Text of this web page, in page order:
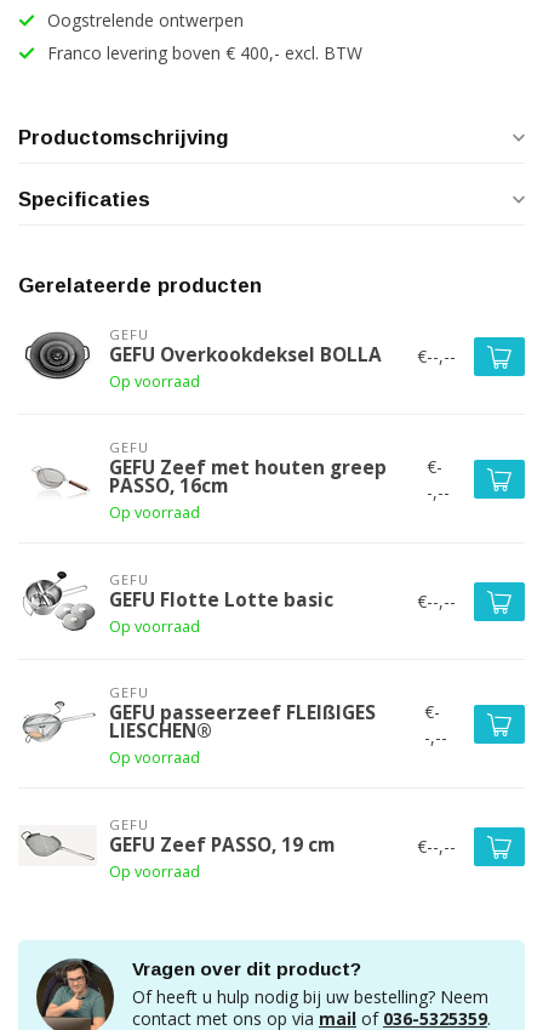
Oogstrelende ontwerpen
Franco levering boven € 400,- excl. BTW
Productomschrijving
Specificaties
Gerelateerde producten
GEFU
GEFU Overkookdeksel BOLLA
Op voorraad
€--,--
GEFU
GEFU Zeef met houten greep
PASSO, 16cm
Op voorraad
€-
-,--
GEFU
GEFU Flotte Lotte basic
Op voorraad
€--,--
GEFU
GEFU passeerzeef FLEIßIGES
LIESCHEN®
Op voorraad
€-
-,--
GEFU
GEFU Zeef PASSO, 19 cm
Op voorraad
€--,--
Vragen over dit product?
Of heeft u hulp nodig bij uw bestelling? Neem
contact met ons op via mail of 036-5325359.